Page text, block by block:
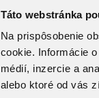
Táto webstránka
Na prispôsobenie
cookie. Informácie
médií, inzercie a
alebo ktoré od vás